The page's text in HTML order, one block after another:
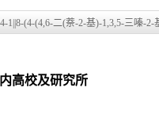
1||8-(4-(4,6-二(萘-2-基)-1,3,5-三嗪-
高校及研究所